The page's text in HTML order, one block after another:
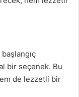
bir seçenek. Bu
de lezzetli bir